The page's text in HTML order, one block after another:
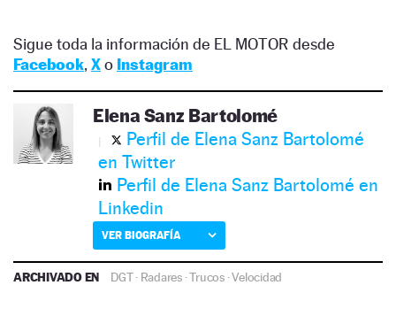
Sigue toda la información de EL MOTOR desde
Facebook, Xo Instagram
Elena Sanz Bartolomé
Perfil de Elena Sanz Bartolomé
en Twitter
Perfil de Elena Sanz Bartolomé en
Linkedin
VER BIOGRAFÍA
ARCHIVADO EN DGT· Radares ·Trucos·Velocidad